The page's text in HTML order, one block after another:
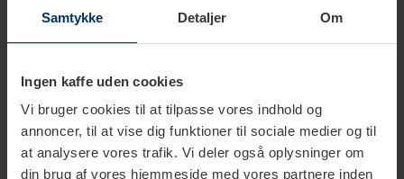
Samtykke Detaljer Om
Ingen kaffe uden cookies
Vi bruger cookies til at tilpasse vores indhold og
annoncer, til at vise dig funktioner til sociale medier og til
at analysere vores trafik. Vi deler også oplysninger om
din brug af vores hjemmeside med vores partnere inden
Dette er det eneste område hvor der er fundet vild Rubiaceae
Meru:
De østlige skråninger på Mount Kenya har rig organisk
for især K7 og SL.
Kirinyaga:Her er det især varianterne SL 28 og SL 34, der